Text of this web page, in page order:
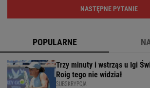
NASTĘPNE PYTANIE
POPULARNE
Trzy minuty i wstrząs u Igi
Roig tego nie widział
SUBSKRYPCJA